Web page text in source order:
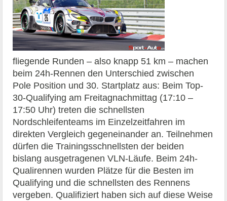
fliegende Runden – also knapp 51 km – machen
beim 24h-Rennen den Unterschied zwischen
Pole Position und 30. Startplatz aus: Beim Top-
30-Qualifying am Freitagnachmittag (17:10 –
17:50 Uhr) treten die schnellsten
Nordschleifenteams im Einzelzeitfahren im
direkten Vergleich gegeneinander an. Teilnehmen
dürfen die Trainingsschnellsten der beiden
bislang ausgetragenen VLN-Läufe. Beim 24h-
Qualirennen wurden Plätze für die Besten im
Qualifying und die schnellsten des Rennens
vergeben. Qualifiziert haben sich auf diese Weise